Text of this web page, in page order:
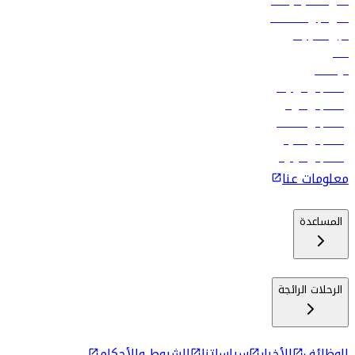
فلاي دبي للعطلات
تأجير السيارات
فنادق
الوظائف
رحلات إلى تبيليسي
رحلات إلى الرياض
رحلات إلى مسقط
رحلات إلى ماليه
رحلات إلى كولومبو
معلومات عنا
المساعدة
الرحلات الرائجة